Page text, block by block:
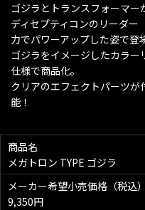
ゴジラとトランスフォーマー
ディセプティコンのリーダ
力でパワーアップした姿で登
ゴジラをイメージしたカラ
仕様で商品化。
クリアのエフェクトパーツ
能！
商品名
メガトロン TYPE ゴジラ
メーカー希望小売価格（税込）
9,350円